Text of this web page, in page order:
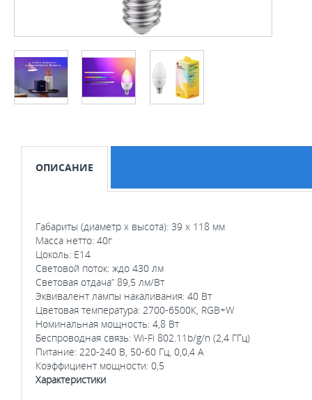
ОПИСАНИЕ
Габариты (диаметр x высота): 39 x 118 мм
Масса нетто: 40г
Цоколь: Е14
Световой поток: ждо 430 лм
Световая отдача” 89,5 лм/Вт
Эквивалент лампы накаливания: 40 Вт
Цветовая температура: 2700-6500К, RGB+W
Номинальная мощность: 4,8 Вт
Беспроводная связь: Wi-Fi 802.11b/g/n (2,4 ГГц)
Питание: 220-240 В, 50-60 Гц, 0,0,4 А
Коэффициент мощности: 0,5
Характеристики